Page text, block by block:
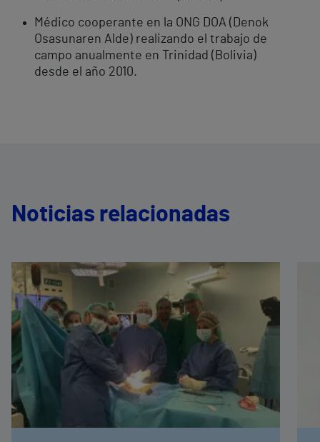
Médico cooperante en la ONG DOA (Denok
Osasunaren Alde) realizando el trabajo de
campo anualmente en Trinidad (Bolivia)
desde el año 2010.
Noticias relacionadas